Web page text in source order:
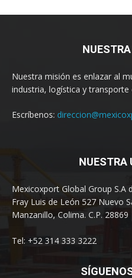
Nuestra misión es enlazar al
industria, logística y transporte
Escríbenos:
NUESTRA
Mexicoxport Global Group S.A
Fray Luis de León 527 Nuevo
Manzanillo, Colima. C.P. 28869
Tel: +52 314 333 3222